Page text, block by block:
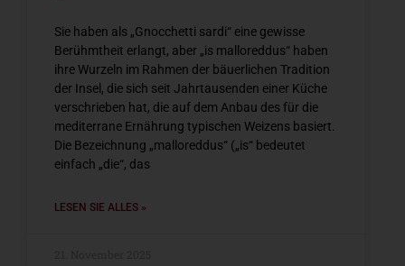
Sie haben als „Gnocchetti sardi“ eine gewisse
Berühmtheit erlangt, aber „is malloreddus“ haben
ihre Wurzeln im Rahmen der bäuerlichen Tradition
der Insel, die sich seit Jahrtausenden einer Küche
verschrieben hat, die auf dem Anbau des für die
mediterrane Ernährung typischen Weizens basiert.
Die Bezeichnung „malloreddus“ („is“ bedeutet
einfach „die“, das
LESEN SIE ALLES »